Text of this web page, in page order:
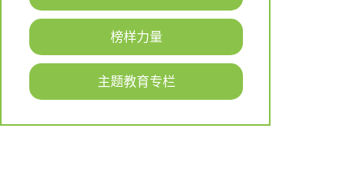
榜样力量
主题教育专栏